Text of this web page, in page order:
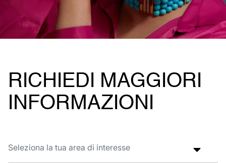
RICHIEDI MAGGIORI
INFORMAZIONI